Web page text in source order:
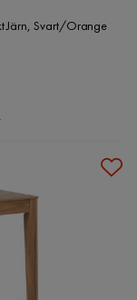
Järn, Svart/Orange